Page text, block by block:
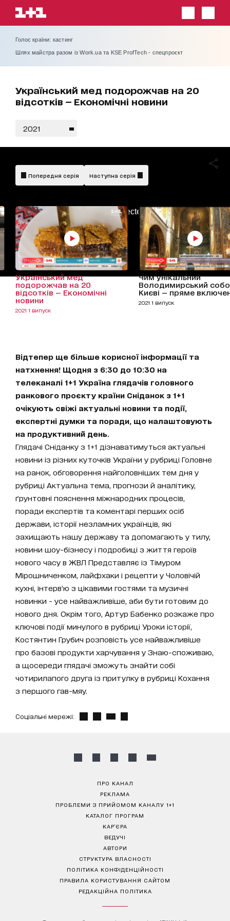
Голос країни: кастинг
Шлях майстра разом із Work.ua та KSE ProfTech - спецпроєкт
Український мед подорожчав на 20
відсотків — Економічні новини
2021
AdBlockDetected!
Попередня серія Наступна серія
Український мед
подорожчав на 20
відсотків — Економічні
новини
2021 1 випуск
Чим унікальний
Володимирський
Києві — пряме
2021 1 випуск
Відтепер ще більше корисної інформації та
натхнення! Щодня з 6:30 до 10:30 на
телеканалі 1+1 Україна глядачів головного
ранкового проєкту країни Сніданок з 1+1
очікують свіжі актуальні новини та події,
експертні думки та поради, що налаштовують
на продуктивний день.
Глядачі Сніданку з 1+1 дізнаватимуться актуальні
новини із різних куточків України у рубриці Головне
на ранок, обговорення найголовніших тем дня у
рубриці Актуальна тема, прогнози й аналітику,
ґрунтовні пояснення міжнародних процесів,
поради експертів та коментарі перших осіб
держави, історії незламних українців, які
захищають нашу державу та допомагають у тилу,
новини шоу-бізнесу і подробиці з життя героїв
нового часу в ЖВЛ Представляє із Тімуром
Мірошниченком, лайфхаки і рецепти у Чоловічій
кухні, інтерв’ю з цікавими гостями та музичні
новинки - усе найважливіше, аби бути готовим до
нового дня. Окрім того, Артур Бабенко розкаже про
ключові події минулого в рубриці Уроки історії,
Костянтин Грубич розповість усе найважливіше
про базові продукти харчування у Знаю-споживаю,
а щосереди глядачі зможуть знайти собі
чотирилапого друга із притулку в рубриці Кохання
з першого гав-мяу.
Соціальні мережі:
ПРО КАНАЛ
РЕКЛАМА
ПРОБЛЕМИ З ПРИЙОМОМ КАНАЛУ 1+1
КАТАЛОГ ПРОГРАМ
КАР’ЄРА
ВЕДУЧІ
АВТОРИ
СТРУКТУРА ВЛАСНОСТІ
ПОЛІТИКА КОНФІДЕНЦІЙНОСТІ
ПРАВИЛА КОРИСТУВАННЯ САЙТОМ
РЕДАКЦІЙНА ПОЛІТИКА